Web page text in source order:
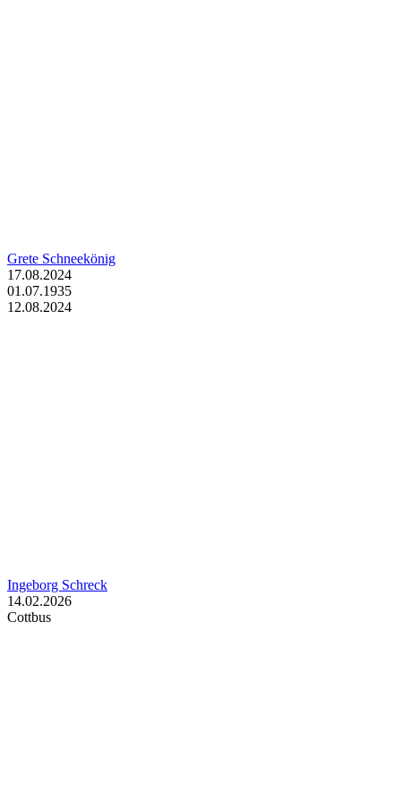
Grete Schneekönig
17.08.2024
01.07.1935
12.08.2024
Ingeborg Schreck
14.02.2026
Cottbus